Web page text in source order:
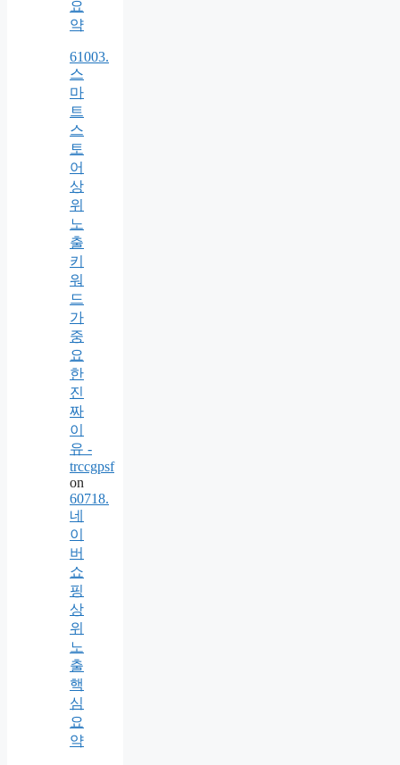
요
약
61003.
스
마
트
스
토
어
상
위
노
출
키
워
드
가
중
요
한
진
짜
이
유 -
trccgpsf
on
60718.
네
이
버
쇼
핑
상
위
노
출
핵
심
요
약